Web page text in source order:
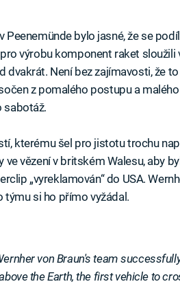
bylo jasné, že se
výrobu komponent raket sloužili
dvakrát. Není bez zajímavosti, že
z pomalého postupu a
sabotáž.
kterému šel pro jistotu trochu
vězení v britském Walesu, aby
„vyreklamován“ do USA.
týmu si ho přímo vyžádal.
von Braun's team
the Earth, the first vehicle to